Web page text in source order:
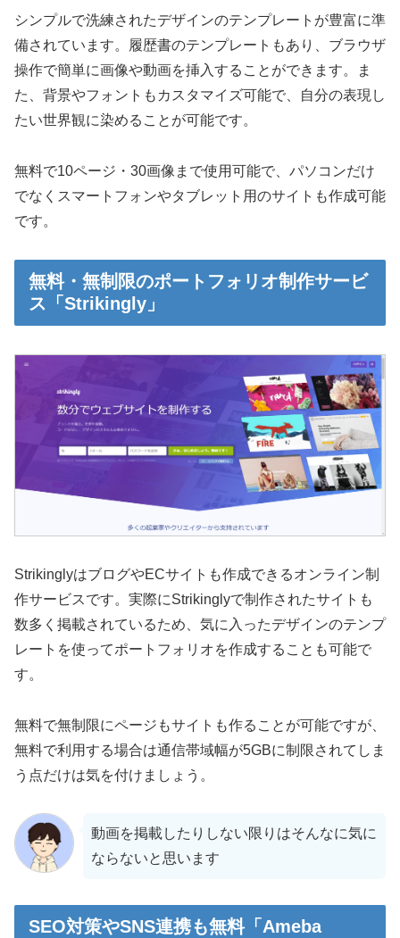
シンプルで洗練されたデザインのテンプレートが豊富に準
備されています。履歴書のテンプレートもあり、ブラウザ
操作で簡単に画像や動画を挿入することができます。ま
た、背景やフォントもカスタマイズ可能で、自分の表現し
たい世界観に染めることが可能です。
無料で10ページ・30画像まで使用可能で、パソコンだけ
でなくスマートフォンやタブレット用のサイトも作成可能
です。
無料・無制限のポートフォリオ制作サービ
ス「Strikingly」
StrikinglyはブログやECサイトも作成できるオンライン制
作サービスです。実際にStrikinglyで制作されたサイトも
数多く掲載されているため、気に入ったデザインのテンプ
レートを使ってポートフォリオを作成することも可能で
す。
無料で無制限にページもサイトも作ることが可能ですが、
無料で利用する場合は通信帯域幅が5GBに制限されてしま
う点だけは気を付けましょう。
動画を掲載したりしない限りはそんなに気に
ならないと思います
SEO対策やSNS連携も無料「Ameba